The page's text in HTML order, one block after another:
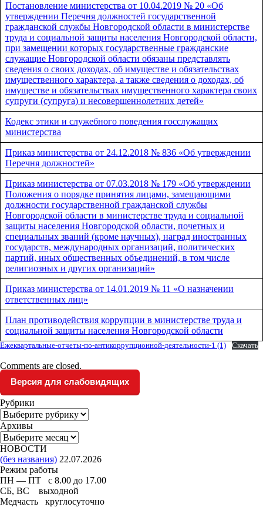
Постановление министерства от 10.04.2019 № 20 «Об
утверждении Перечня должностей государственной
гражданской службы Новгородской области в министерстве
труда и социальной защиты населения Новгородской области,
при замещении которых государственные гражданские
служащие Новгородской области обязаны представлять
сведения о своих доходах, об имуществе и обязательствах
имущественного характера, а также сведения о доходах, об
имуществе и обязательствах имущественного характера своих
супруги (супруга) и несовершеннолетних детей»
Кодекс этики и служебного поведения госслужащих
министерства
Приказ министерства от 24.12.2018 № 836 «Об утверждении
Перечня должностей»
Приказ министерства от 07.03.2018 № 179 «Об утверждении
Положения о порядке принятия лицами, замещающими
должности государственной гражданской службы
Новгородской области в министерстве труда и социальной
защиты населения Новгородской области, почетных и
специальных званий (кроме научных), наград иностранных
государств, международных организаций, политических
партий, иных общественных объединений, в том числе
религиозных и других организаций»
Приказ министерства от 14.01.2019 № 11 «О назначении
ответственных лиц»
План противодействия коррупции в министерстве труда и
социальной защиты населения Новгородской области
Ежеквартальные-отчеты-по-антикоррупционной-деятельности-1 (1) Скачать
Comments are closed.
Версия для слабовидящих
Рубрики
Рубрики
Архивы
Архивы
НОВОСТИ
(без названия) 22.07.2026
Режим работы
ПН — ПТ с 8.00 до 17.00
СБ, ВС выходной
Медчасть круглосуточно